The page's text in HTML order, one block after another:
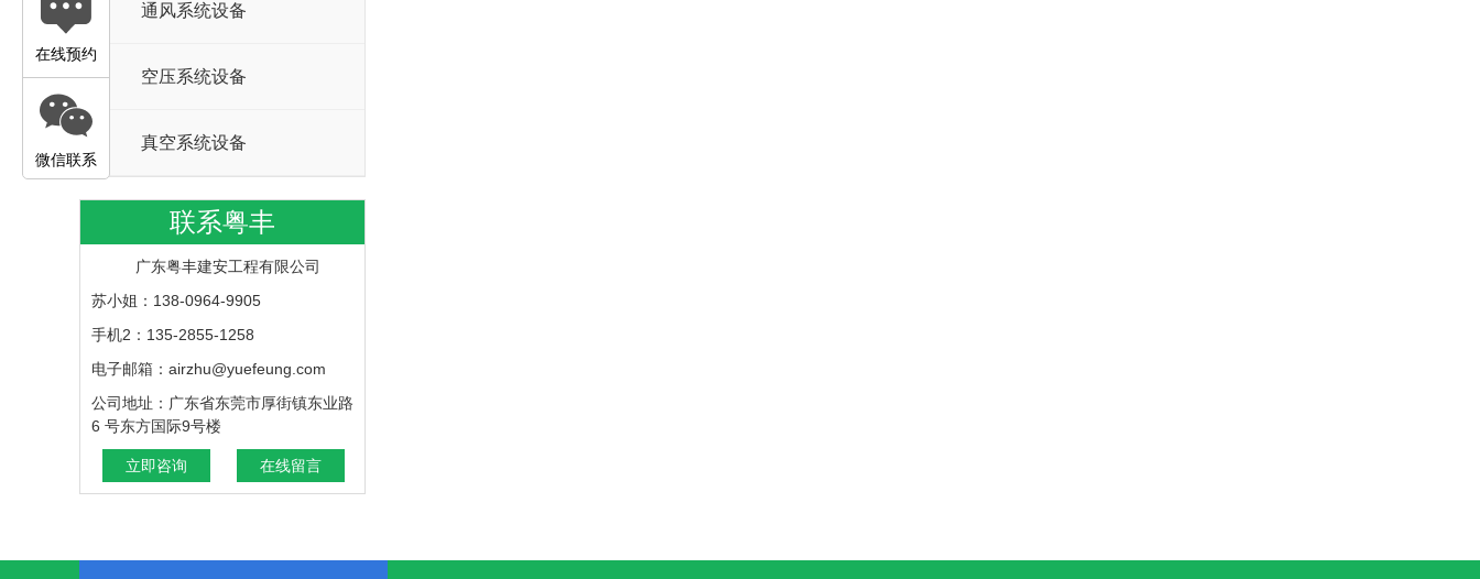
通风系统设备
空压系统设备
真空系统设备
联系粤丰
广东粤丰建安工程有限公司
苏小姐：138-0964-9905
手机2：135-2855-1258
电子邮箱：airzhu@yuefeung.com
公司地址：广东省东莞市厚街镇东业路
6 号东方国际9号楼
立即咨询 在线留言
在线预约
微信联系